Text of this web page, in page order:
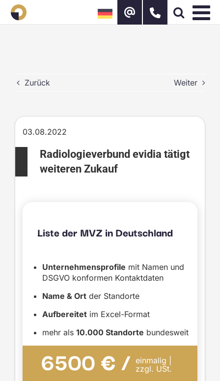
Zum
Inhalt
springen
Zurück Weiter
03.08.2022
Radiologieverbund evidia tätigt
weiteren Zukauf
Liste der MVZ in Deutschland
Unternehmensprofile mit Namen und
DSGVO konformen Kontaktdaten
Name & Ort der Standorte
Aufbereitet im Excel-Format
mehr als 10.000 Standorte bundesweit
6500 € / einmalig |
zzgl. USt.